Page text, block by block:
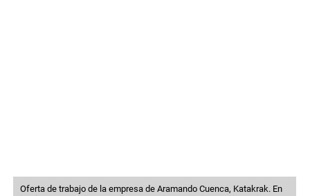
Oferta de trabajo de la empresa de Aramando Cuenca, Katakrak. En